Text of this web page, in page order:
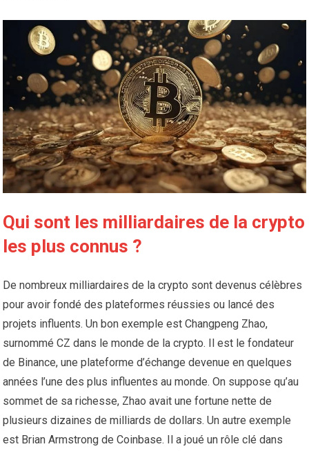
Qui sont les milliardaires de la crypto
les plus connus ?
De nombreux milliardaires de la crypto sont devenus célèbres
pour avoir fondé des plateformes réussies ou lancé des
projets influents. Un bon exemple est Changpeng Zhao,
surnommé CZ dans le monde de la crypto. Il est le fondateur
de Binance, une plateforme d’échange devenue en quelques
années l’une des plus influentes au monde. On suppose qu’au
sommet de sa richesse, Zhao avait une fortune nette de
plusieurs dizaines de milliards de dollars. Un autre exemple
est Brian Armstrong de Coinbase. Il a joué un rôle clé dans